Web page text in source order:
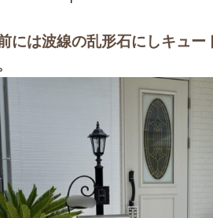
には波線の乱形石にしキュー